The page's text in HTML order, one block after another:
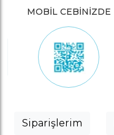
MOBİL CEBİNİZDE
Siparişlerim